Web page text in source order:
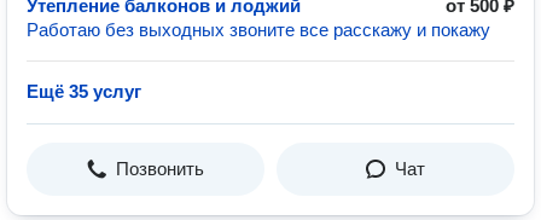
Утепление балконов и лоджий
от 500 ₽
Работаю без выходных звоните все расскажу и покажу
Ещё 35 услуг
Позвонить Чат